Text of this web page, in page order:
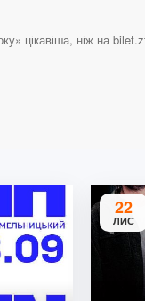
цікавіша, ніж на
22
ЛИС